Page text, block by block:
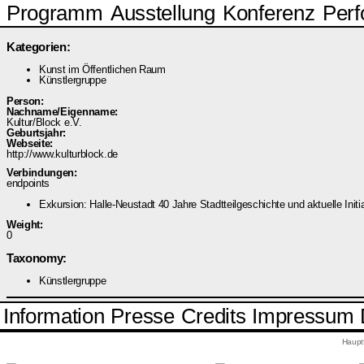
Programm Ausstellung Konferenz
Kategorien:
Kunst im Öffentlichen Raum
Künstlergruppe
Person:
Nachname/Eigenname:
Kultur/Block e.V.
Geburtsjahr:
Webseite:
http://www.kulturblock.de
Verbindungen:
endpoints
Exkursion: Halle-Neustadt 40 Jahre Stadtteilgeschichte und aktuelle
Weight:
0
Taxonomy:
Künstlergruppe
Information Presse Credits Impressum